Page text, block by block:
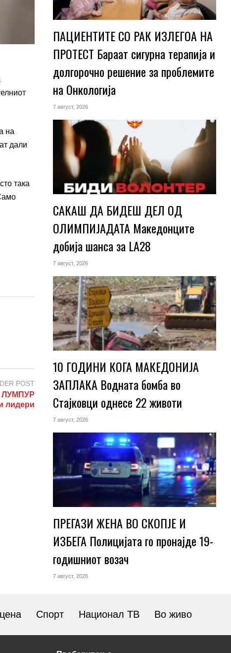
на
дали
така
POST
ЛУМПУР
лидери
ПАЦИЕНТИТЕ СО РАК ИЗЛЕГОА НА
ПРОТЕСТ Бараат сигурна терапија и
долгорочно решение за проблемите
на Онкологија
7 август, 2026
САКАШ ДА БИДЕШ ДЕЛ ОД
ОЛИМПИЈАДАТА Македонците
добија шанса за LA28
7 август, 2026
10 ГОДИНИ КОГА МАКЕДОНИЈА
ЗАПЛАКА Водната бомба во
Стајковци однесе 22 животи
7 август, 2026
ПРЕГАЗИ ЖЕНА ВО СКОПЈЕ И
ИЗБЕГА Полицијата го пронајде 19-
годишниот возач
7 август, 2026
Спорт Национал ТВ Во живо